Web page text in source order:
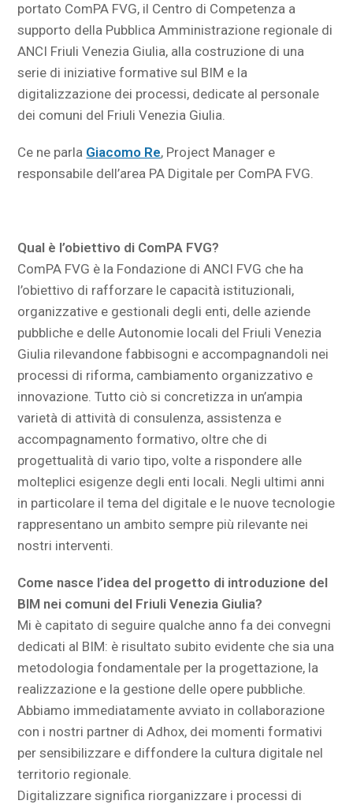
portato ComPA FVG, il Centro di Competenza a
supporto della Pubblica Amministrazione regionale di
ANCI Friuli Venezia Giulia, alla costruzione di una
serie di iniziative formative sul BIM e la
digitalizzazione dei processi, dedicate al personale
dei comuni del Friuli Venezia Giulia.
Ce ne parla Giacomo Re, Project Manager e
responsabile dell’area PA Digitale per ComPA FVG.
Qual è l’obiettivo di ComPA FVG?
ComPA FVG è la Fondazione di ANCI FVG che ha
l’obiettivo di rafforzare le capacità istituzionali,
organizzative e gestionali degli enti, delle aziende
pubbliche e delle Autonomie locali del Friuli Venezia
Giulia rilevandone fabbisogni e accompagnandoli nei
processi di riforma, cambiamento organizzativo e
innovazione. Tutto ciò si concretizza in un’ampia
varietà di attività di consulenza, assistenza e
accompagnamento formativo, oltre che di
progettualità di vario tipo, volte a rispondere alle
molteplici esigenze degli enti locali. Negli ultimi anni
in particolare il tema del digitale e le nuove tecnologie
rappresentano un ambito sempre più rilevante nei
nostri interventi.
Come nasce l’idea del progetto di introduzione del
BIM nei comuni del Friuli Venezia Giulia?
Mi è capitato di seguire qualche anno fa dei convegni
dedicati al BIM: è risultato subito evidente che sia una
metodologia fondamentale per la progettazione, la
realizzazione e la gestione delle opere pubbliche.
Abbiamo immediatamente avviato in collaborazione
con i nostri partner di Adhox, dei momenti formativi
per sensibilizzare e diffondere la cultura digitale nel
territorio regionale.
Digitalizzare significa riorganizzare i processi di